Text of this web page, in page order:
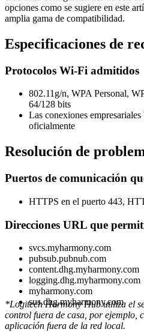
opciones como se sugiere en este
amplia gama de compatibilidad.
Especificaciones de
Protocolos Wi-Fi admitidos
802.11g/n, WPA Personal,
64/128 bits
Las conexiones
oficialmente
Resolución de
Puertos de comunicación
HTTPS en el puerto 443,
Direcciones URL que
svcs.myharmony.com
pubsub.pubnub.com
content.dhg.myharmony.com
logging.dhg.myharmony.com
myharmony.com
sus.dhg.myharmony.com
*Logitech Harmony Hub utiliza el
control fuera de casa, por ejemplo,
aplicación fuera de la red local.